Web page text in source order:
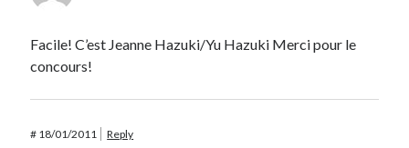
Facile! C’est Jeanne Hazuki/Yu Hazuki Merci pour le
concours!
# 18/01/2011 Reply